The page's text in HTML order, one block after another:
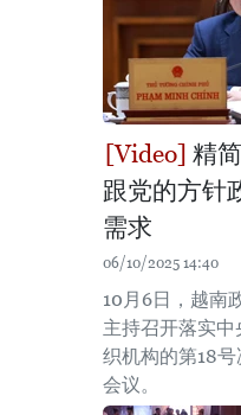
精
跟党的方针
需求
06/10/2025 14:40
10月6日，越南
主持召开落实
织机构的第18
会议。